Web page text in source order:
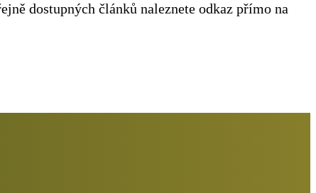
dostupných článků naleznete odkaz přímo na